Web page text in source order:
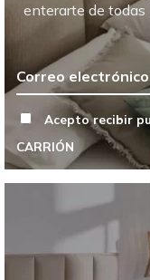
enterarte de
Acepto recibir
CARRIÓN